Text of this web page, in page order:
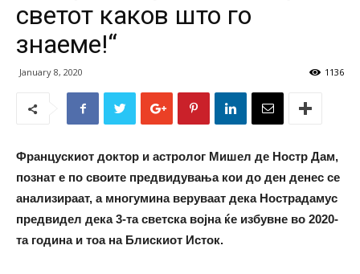
светот каков што го
знаеме!“
January 8, 2020 1136
Францускиот доктор и астролог Мишел де Ностр Дам,
познат е по своите предвидувања кои до ден денес се
анализираат, а многумина веруваат дека Нострадамус
предвидел дека 3-та светска војна ќе избувне во 2020-
та година и тоа на Блискиот Исток.